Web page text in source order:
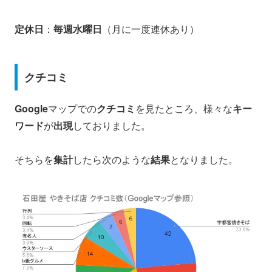
定休日 ： 毎週水曜日 （月に一度連休あり）
クチコミ
Googleマップでのクチコミ を見たところ、様々なキー
ワードが出現しておりました。
そちらを集計したら次のような結果となりました。